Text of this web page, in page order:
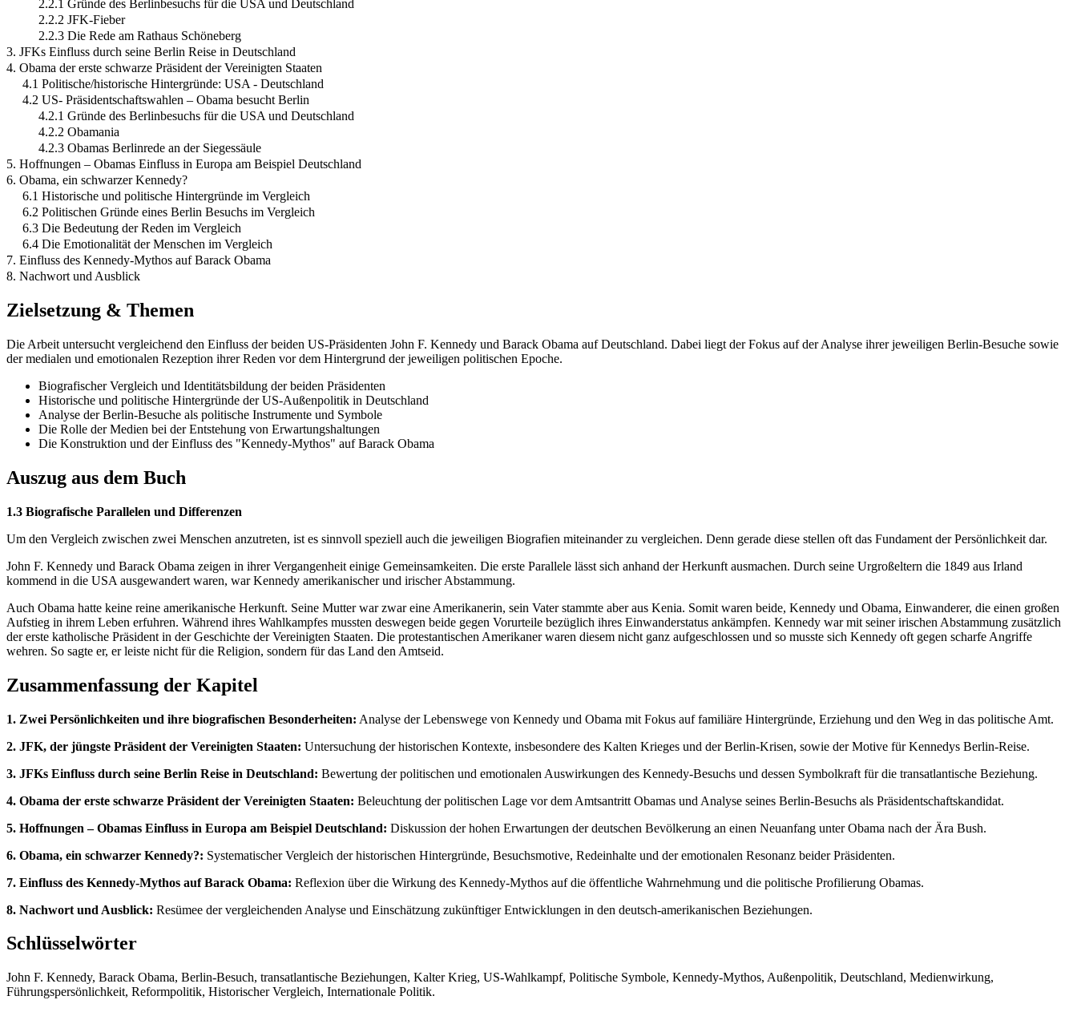
2.2.1 Gründe des Berlinbesuchs für die USA und Deutschland
2.2.2 JFK-Fieber
2.2.3 Die Rede am Rathaus Schöneberg
3. JFKs Einfluss durch seine Berlin Reise in Deutschland
4. Obama der erste schwarze Präsident der Vereinigten Staaten
4.1 Politische/historische Hintergründe: USA - Deutschland
4.2 US- Präsidentschaftswahlen – Obama besucht Berlin
4.2.1 Gründe des Berlinbesuchs für die USA und Deutschland
4.2.2 Obamania
4.2.3 Obamas Berlinrede an der Siegessäule
5. Hoffnungen – Obamas Einfluss in Europa am Beispiel Deutschland
6. Obama, ein schwarzer Kennedy?
6.1 Historische und politische Hintergründe im Vergleich
6.2 Politischen Gründe eines Berlin Besuchs im Vergleich
6.3 Die Bedeutung der Reden im Vergleich
6.4 Die Emotionalität der Menschen im Vergleich
7. Einfluss des Kennedy-Mythos auf Barack Obama
8. Nachwort und Ausblick
Zielsetzung & Themen
Die Arbeit untersucht vergleichend den Einfluss der beiden US-Präsidenten John F. Kennedy und Barack Obama auf Deutschland. Dabei liegt der Fokus auf der Analyse ihrer jeweiligen Berlin-Besuche sowie
der medialen und emotionalen Rezeption ihrer Reden vor dem Hintergrund der jeweiligen politischen Epoche.
Biografischer Vergleich und Identitätsbildung der beiden Präsidenten
Historische und politische Hintergründe der US-Außenpolitik in Deutschland
Analyse der Berlin-Besuche als politische Instrumente und Symbole
Die Rolle der Medien bei der Entstehung von Erwartungshaltungen
Die Konstruktion und der Einfluss des "Kennedy-Mythos" auf Barack Obama
Auszug aus dem Buch
1.3 Biografische Parallelen und Differenzen
Um den Vergleich zwischen zwei Menschen anzutreten, ist es sinnvoll speziell auch die jeweiligen Biografien miteinander zu vergleichen. Denn gerade diese stellen oft das Fundament der Persönlichkeit dar.
John F. Kennedy und Barack Obama zeigen in ihrer Vergangenheit einige Gemeinsamkeiten. Die erste Parallele lässt sich anhand der Herkunft ausmachen. Durch seine Urgroßeltern die 1849 aus Irland
kommend in die USA ausgewandert waren, war Kennedy amerikanischer und irischer Abstammung.
Auch Obama hatte keine reine amerikanische Herkunft. Seine Mutter war zwar eine Amerikanerin, sein Vater stammte aber aus Kenia. Somit waren beide, Kennedy und Obama, Einwanderer, die einen großen
Aufstieg in ihrem Leben erfuhren. Während ihres Wahlkampfes mussten deswegen beide gegen Vorurteile bezüglich ihres Einwanderstatus ankämpfen. Kennedy war mit seiner irischen Abstammung zusätzlich
der erste katholische Präsident in der Geschichte der Vereinigten Staaten. Die protestantischen Amerikaner waren diesem nicht ganz aufgeschlossen und so musste sich Kennedy oft gegen scharfe Angriffe
wehren. So sagte er, er leiste nicht für die Religion, sondern für das Land den Amtseid.
Zusammenfassung der Kapitel
1. Zwei Persönlichkeiten und ihre biografischen Besonderheiten: Analyse der Lebenswege von Kennedy und Obama mit Fokus auf familiäre Hintergründe, Erziehung und den Weg in das politische Amt.
2. JFK, der jüngste Präsident der Vereinigten Staaten: Untersuchung der historischen Kontexte, insbesondere des Kalten Krieges und der Berlin-Krisen, sowie der Motive für Kennedys Berlin-Reise.
3. JFKs Einfluss durch seine Berlin Reise in Deutschland: Bewertung der politischen und emotionalen Auswirkungen des Kennedy-Besuchs und dessen Symbolkraft für die transatlantische Beziehung.
4. Obama der erste schwarze Präsident der Vereinigten Staaten: Beleuchtung der politischen Lage vor dem Amtsantritt Obamas und Analyse seines Berlin-Besuchs als Präsidentschaftskandidat.
5. Hoffnungen – Obamas Einfluss in Europa am Beispiel Deutschland: Diskussion der hohen Erwartungen der deutschen Bevölkerung an einen Neuanfang unter Obama nach der Ära Bush.
6. Obama, ein schwarzer Kennedy?: Systematischer Vergleich der historischen Hintergründe, Besuchsmotive, Redeinhalte und der emotionalen Resonanz beider Präsidenten.
7. Einfluss des Kennedy-Mythos auf Barack Obama: Reflexion über die Wirkung des Kennedy-Mythos auf die öffentliche Wahrnehmung und die politische Profilierung Obamas.
8. Nachwort und Ausblick: Resümee der vergleichenden Analyse und Einschätzung zukünftiger Entwicklungen in den deutsch-amerikanischen Beziehungen.
Schlüsselwörter
John F. Kennedy, Barack Obama, Berlin-Besuch, transatlantische Beziehungen, Kalter Krieg, US-Wahlkampf, Politische Symbole, Kennedy-Mythos, Außenpolitik, Deutschland, Medienwirkung,
Führungspersönlichkeit, Reformpolitik, Historischer Vergleich, Internationale Politik.